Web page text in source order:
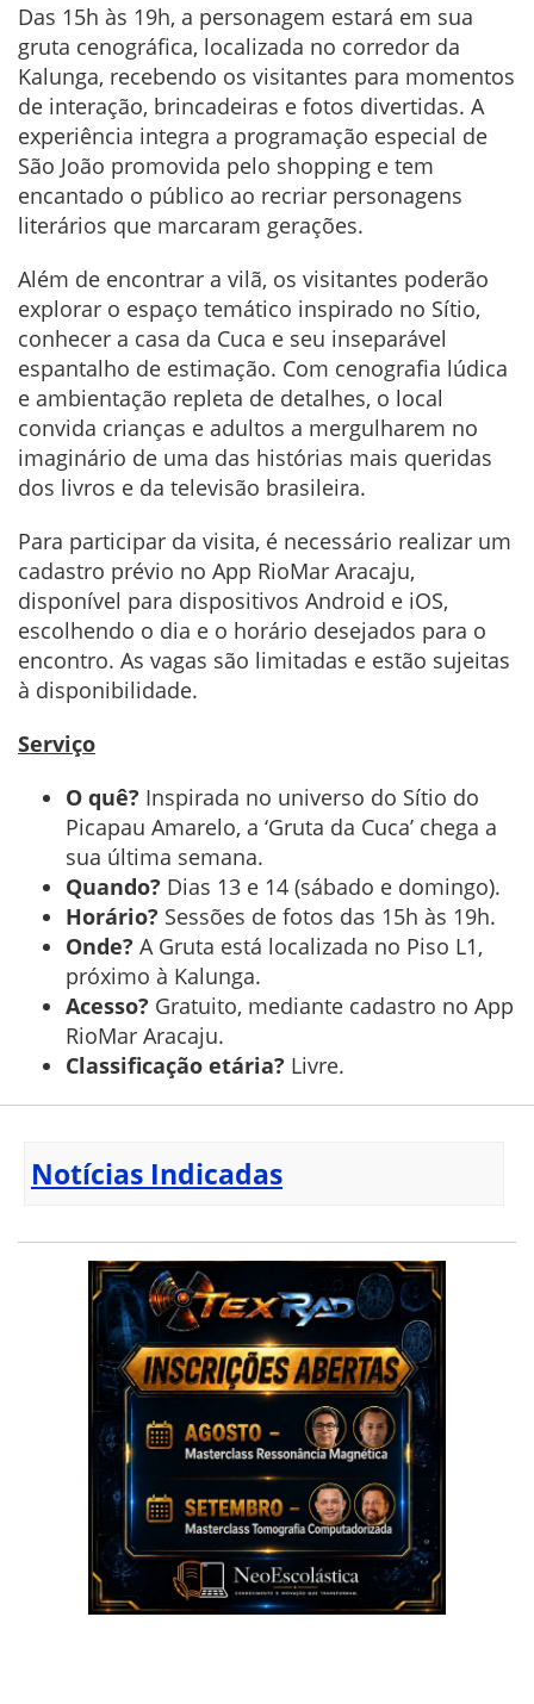
Das 15h às 19h, a personagem estará em sua
gruta cenográfica, localizada no corredor da
Kalunga, recebendo os visitantes para momentos
de interação, brincadeiras e fotos divertidas. A
experiência integra a programação especial de
São João promovida pelo shopping e tem
encantado o público ao recriar personagens
literários que marcaram gerações.
Além de encontrar a vilã, os visitantes poderão
explorar o espaço temático inspirado no Sítio,
conhecer a casa da Cuca e seu inseparável
espantalho de estimação. Com cenografia lúdica
e ambientação repleta de detalhes, o local
convida crianças e adultos a mergulharem no
imaginário de uma das histórias mais queridas
dos livros e da televisão brasileira.
Para participar da visita, é necessário realizar um
cadastro prévio no App RioMar Aracaju,
disponível para dispositivos Android e iOS,
escolhendo o dia e o horário desejados para o
encontro. As vagas são limitadas e estão sujeitas
à disponibilidade.
Serviço
O quê? Inspirada no universo do Sítio do
Picapau Amarelo, a ‘Gruta da Cuca’ chega a
sua última semana.
Quando? Dias 13 e 14 (sábado e domingo).
Horário? Sessões de fotos das 15h às 19h.
Onde? A Gruta está localizada no Piso L1,
próximo à Kalunga.
Acesso? Gratuito, mediante cadastro no App
RioMar Aracaju.
Classificação etária? Livre.
Notícias Indicadas